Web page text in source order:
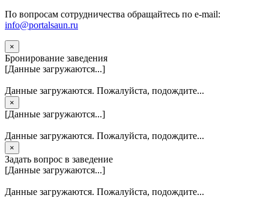
По вопросам сотрудничества обращайтесь по e-mail:
info@portalsaun.ru
×
Бронирование заведения
[Данные загружаются...]
Данные загружаются. Пожалуйста, подождите...
×
[Данные загружаются...]
Данные загружаются. Пожалуйста, подождите...
×
Задать вопрос в заведение
[Данные загружаются...]
Данные загружаются. Пожалуйста, подождите...